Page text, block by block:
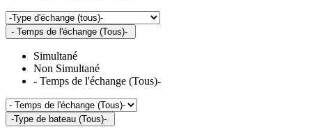
- Temps de l'échange (Tous)-
Simultané
Non Simultané
- Temps de l'échange (Tous)-
-Type de bateau (Tous)-